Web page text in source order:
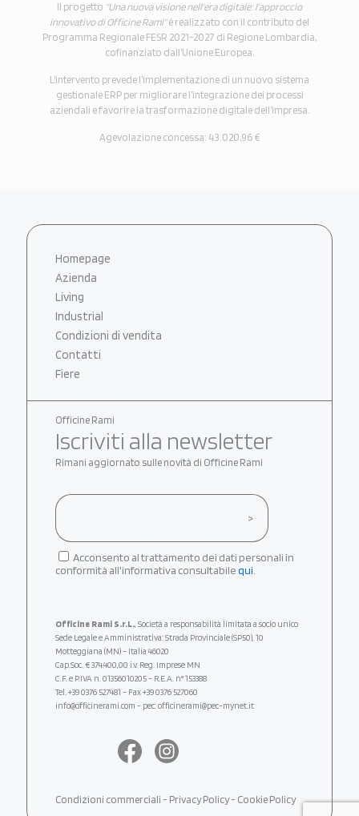
Il progetto “Una nuova visione nell’era digitale: l’approccio
innovativo di Officine Rami”è realizzato con il contributo del
Programma Regionale FESR 2021-2027 di Regione Lombardia,
cofinanziato dall’Unione Europea.
L’intervento prevede l’implementazione di un nuovo sistema
gestionale ERP per migliorare l’integrazione dei processi
aziendali e favorire la trasformazione digitale dell’impresa.
Agevolazione concessa: 43.020,96 €
Homepage
Azienda
Living
Industrial
Condizioni di vendita
Contatti
Fiere
Officine Rami
Iscriviti alla newsletter
Rimani aggiornato sulle novità di Officine Rami
Acconsento al trattamento dei dati personali in
conformità all'informativa consultabilequi.
Officine Rami S.r.L., Società a responsabilità limitata a socio unico
Sede Legale e Amministrativa: Strada Provinciale (SP50), 10
Motteggiana (MN) - Italia 46020
Cap.Soc. € 374.400,00 i.v. Reg. Imprese MN
C.F. e P.IVA n. 01356010205 - R.E.A. n° 153388
Tel.+39 0376 527481 - Fax +39 0376 527060
info@officinerami.com - pec: officinerami@pec-mynet.it
Condizioni commerciali - Privacy Policy- Cookie Policy